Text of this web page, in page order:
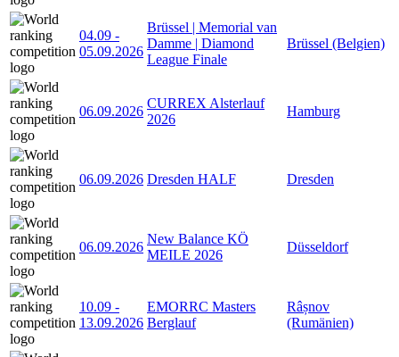
04.09 -
05.09.2026
Brüssel | Memorial van
Damme | Diamond
League Finale
Brüssel (Belgien)
06.09.2026
CURREX Alsterlauf
2026
Hamburg
06.09.2026 Dresden HALF Dresden
06.09.2026
New Balance KÖ
MEILE 2026
Düsseldorf
10.09 -
13.09.2026
EMORRC Masters
Berglauf
Râșnov
(Rumänien)